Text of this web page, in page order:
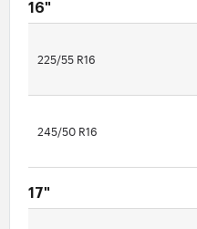
16"
225/55 R16
245/50 R16
17"